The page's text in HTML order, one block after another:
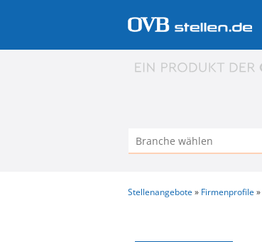
Stellenangebote Firmenprofile